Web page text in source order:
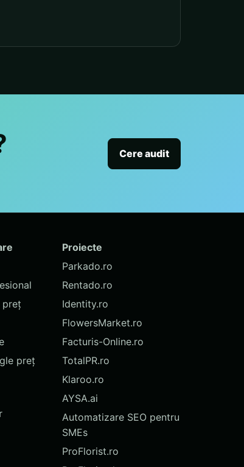
Cere audit
preț
preț
Proiecte
Parkado.ro
Rentado.ro
Identity.ro
FlowersMarket.ro
Facturis-Online.ro
TotalPR.ro
Klaroo.ro
AYSA.ai
Automatizare SEO pentru
SMEs
ProFlorist.ro